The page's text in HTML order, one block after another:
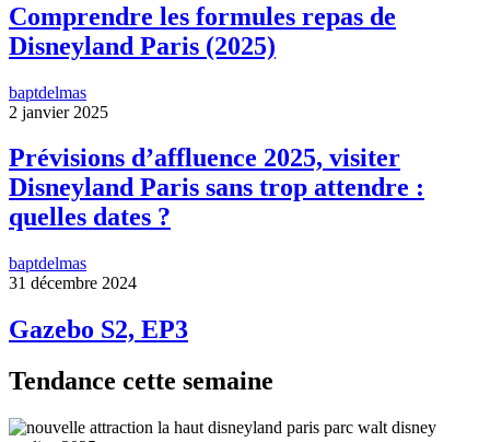
Comprendre les formules repas de
Disneyland Paris (2025)
baptdelmas
2 janvier 2025
Prévisions d’affluence 2025, visiter
Disneyland Paris sans trop attendre :
quelles dates ?
baptdelmas
31 décembre 2024
Gazebo S2, EP3
Tendance cette semaine